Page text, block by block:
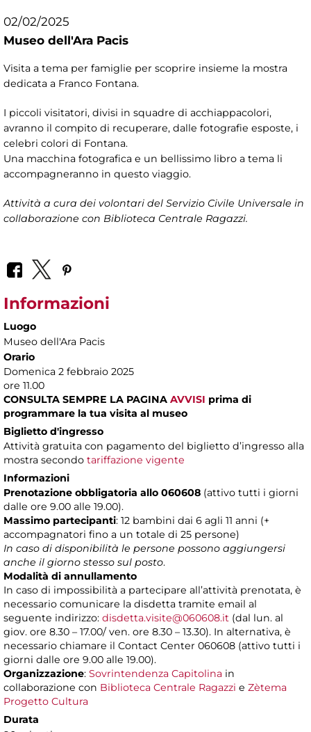
02/02/2025
Museo dell'Ara Pacis
Visita a tema per famiglie per scoprire insieme la mostra
dedicata a Franco Fontana.
I piccoli visitatori, divisi in squadre di acchiappacolori,
avranno il compito di recuperare, dalle fotografie esposte, i
celebri colori di Fontana.
Una macchina fotografica e un bellissimo libro a tema li
accompagneranno in questo viaggio.
Attività a cura dei volontari del Servizio Civile Universale in
collaborazione con Biblioteca Centrale Ragazzi.
Informazioni
Luogo
Museo dell'Ara Pacis
Orario
Domenica 2 febbraio 2025
ore 11.00
CONSULTA SEMPRE LA PAGINA AVVISI prima di
programmare la tua visita al museo
Biglietto d'ingresso
Attività gratuita con pagamento del biglietto d’ingresso alla
mostra secondo tariffazione vigente
Informazioni
Prenotazione obbligatoria allo 060608 (attivo tutti i giorni
dalle ore 9.00 alle 19.00).
Massimo partecipanti: 12 bambini dai 6 agli 11 anni (+
accompagnatori fino a un totale di 25 persone)
In caso di disponibilità le persone possono aggiungersi
anche il giorno stesso sul posto.
Modalità di annullamento
In caso di impossibilità a partecipare all’attività prenotata, è
necessario comunicare la disdetta tramite email al
seguente indirizzo: disdetta.visite@060608.it (dal lun. al
giov. ore 8.30 – 17.00/ ven. ore 8.30 – 13.30). In alternativa, è
necessario chiamare il Contact Center 060608 (attivo tutti i
giorni dalle ore 9.00 alle 19.00).
Organizzazione: Sovrintendenza Capitolina in
collaborazione con Biblioteca Centrale Ragazzi e Zètema
Progetto Cultura
Durata